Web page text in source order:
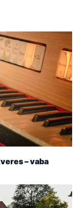
– vaba